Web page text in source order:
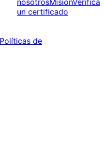
un certificado
Políticas de